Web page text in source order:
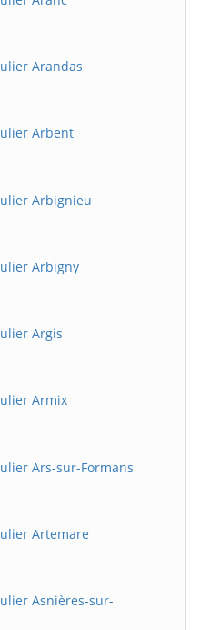
Arandas
Arbent
Arbignieu
Arbigny
Argis
Armix
Ars-sur-Formans
Artemare
Asnières-sur-